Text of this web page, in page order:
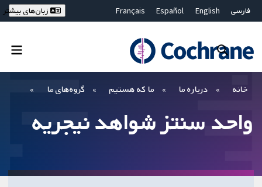
فارسی English
Español
Français
Bahasa Malaysia
ไทย
繁體中文
زبان‌های بیشتر
فیلترها خانه درباره ما ما که هستیم گروه‌های ما
واحد سنتز شواهد نیجریه